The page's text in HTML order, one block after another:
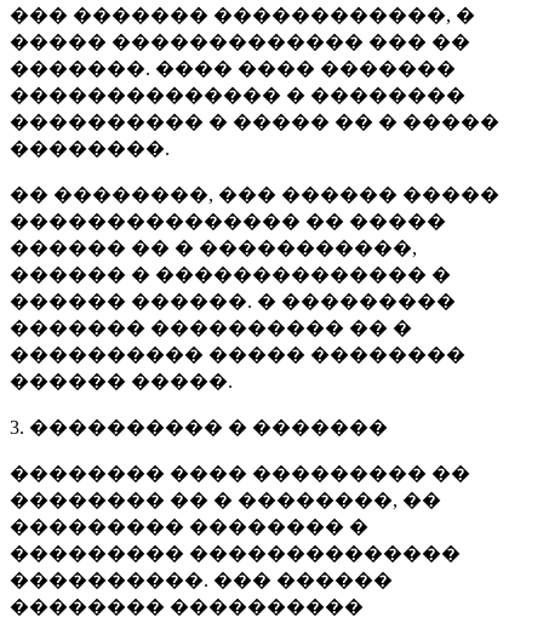
��� ������� ������������, �
����� ������������� ��� ��
�������. ���� ���� �������
�������������� � ��������
���������� � ����� �� � �����
��������.
�� ��������, ��� ������ �����
��������������� �� �����
������ �� � �����������,
������ � �������������� �
������ ������. � ���������
������� ���������� �� �
���������� ����� ��������
������ �����.
3. ���������� � �������
�������� ���� ��������� ��
�������� �� � ��������, ��
��������� �������� �
��������� ��������������
����������. ��� ������
�������� ����������